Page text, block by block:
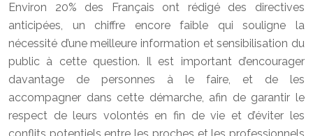
Environ 20% des Français ont rédigé des directives
anticipées, un chiffre encore faible qui souligne la
nécessité d’une meilleure information et sensibilisation du
public à cette question. Il est important d’encourager
davantage de personnes à le faire, et de les
accompagner dans cette démarche, afin de garantir le
respect de leurs volontés en fin de vie et d’éviter les